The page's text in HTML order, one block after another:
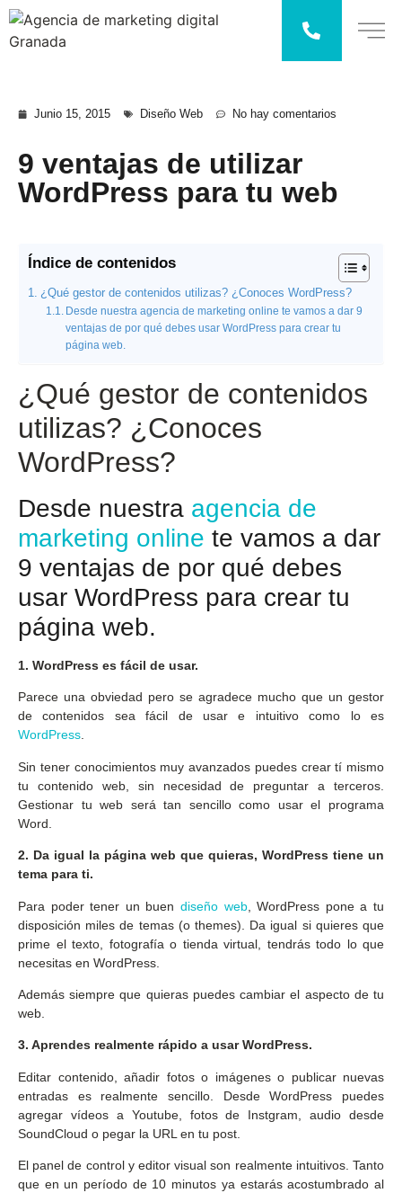
Junio 15, 2015 Diseño Web No hay comentarios
9 ventajas de utilizar
WordPress para tu web
Índice de contenidos
¿Qué gestor de contenidos utilizas? ¿Conoces WordPress?
Desde nuestra agencia de marketing online te vamos a dar 9
ventajas de por qué debes usar WordPress para crear tu
página web.
¿Qué gestor de contenidos
utilizas? ¿Conoces
WordPress?
Desde nuestra agencia de
marketing online te vamos a dar
9 ventajas de por qué debes
usar WordPress para crear tu
página web.
1. WordPress es fácil de usar.
Parece una obviedad pero se agradece mucho que un gestor
de contenidos sea fácil de usar e intuitivo como lo es
WordPress.
Sin tener conocimientos muy avanzados puedes crear tí mismo
tu contenido web, sin necesidad de preguntar a terceros.
Gestionar tu web será tan sencillo como usar el programa
Word.
2. Da igual la página web que quieras, WordPress tiene un
tema para ti.
Para poder tener un buen diseño web, WordPress pone a tu
disposición miles de temas (o themes). Da igual si quieres que
prime el texto, fotografía o tienda virtual, tendrás todo lo que
necesitas en WordPress.
Además siempre que quieras puedes cambiar el aspecto de tu
web.
3. Aprendes realmente rápido a usar WordPress.
Editar contenido, añadir fotos o imágenes o publicar nuevas
entradas es realmente sencillo. Desde WordPress puedes
agregar vídeos a Youtube, fotos de Instgram, audio desde
SoundCloud o pegar la URL en tu post.
El panel de control y editor visual son realmente intuitivos. Tanto
que en un período de 10 minutos ya estarás acostumbrado al